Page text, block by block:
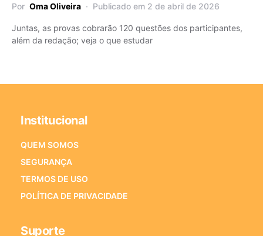
Por Oma Oliveira Publicado em 2 de abril de 2026
Juntas, as provas cobrarão 120 questões dos participantes,
além da redação; veja o que estudar
Institucional
QUEM SOMOS
SEGURANÇA
TERMOS DE USO
POLÍTICA DE PRIVACIDADE
Suporte